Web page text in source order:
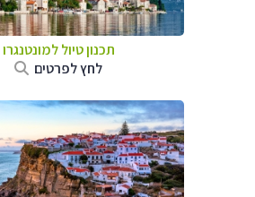
תכנון טיול למונטנגרו
לחץ לפרטים